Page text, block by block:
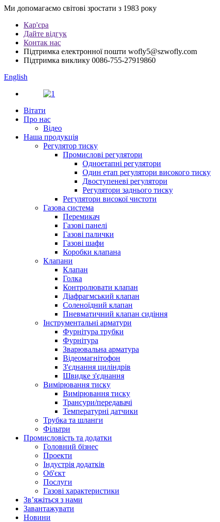
Ми допомагаємо світові зростати з 1983 року
Кар'єра
Дайте відгук
Контак нас
Підтримка електронної пошти wofly5@szwofly.com
Підтримка виклику 0086-755-27919860
English
Вітати
Про нас
Відео
Наша продукція
Регулятор тиску
Промислові регулятори
Одноетапні регулятори
Один етап регулятори високого тиску
Двоступеневі регулятори
Регулятори заднього тиску
Регулятори високої чистоти
Газова система
Перемикач
Газові панелі
Газові палички
Газові шафи
Коробки клапана
Клапани
Клапан
Голка
Контролювати клапан
Діафрагмський клапан
Соленоїдний клапан
Пневматичний клапан сидіння
Інструментальні арматури
Фурнітура трубки
Фурнітура
Зварювальна арматура
Відеомагнітофон
З'єднання циліндрів
Швидке з'єднання
Вимірювання тиску
Вимірювання тиску
Трансури/передавачі
Температурні датчики
Трубка та шланги
Фільтри
Промисловість та додатки
Головний бізнес
Проекти
Індустрія додатків
Об'єкт
Послуги
Газові характеристики
Зв’яжіться з нами
Завантажувати
Новини